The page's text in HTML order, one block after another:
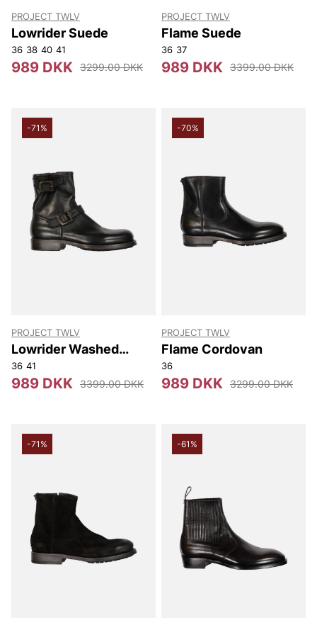
PROJECT TWLV
Lowrider Suede
36 38 40 41
989 DKK 3299.00 DKK
PROJECT TWLV
Flame Suede
36 37
989 DKK 3399.00 DKK
-71%
PROJECT TWLV
Lowrider Washed
Leather
36 41
989 DKK 3399.00 DKK
-70%
PROJECT TWLV
Flame Cordovan
36
989 DKK 3299.00 DKK
-71% -61%